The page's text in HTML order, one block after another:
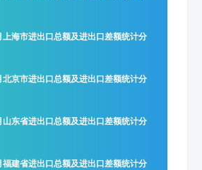
海市进出口总额及进出口差额统计分
京市进出口总额及进出口差额统计分
东省进出口总额及进出口差额统计分
建省进出口总额及进出口差额统计分